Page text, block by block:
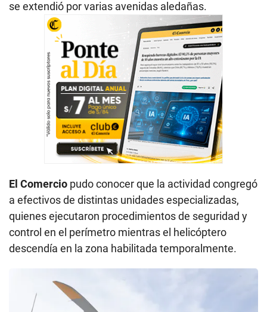
se extendió por varias avenidas aledañas.
El Comercio pudo conocer que la actividad congregó
a efectivos de distintas unidades especializadas,
quienes ejecutaron procedimientos de seguridad y
control en el perímetro mientras el helicóptero
descendía en la zona habilitada temporalmente.